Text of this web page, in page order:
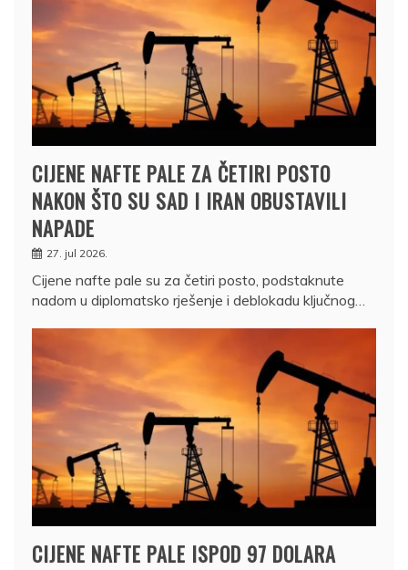
CIJENE NAFTE PALE ZA ČETIRI POSTO
NAKON ŠTO SU SAD I IRAN OBUSTAVILI
NAPADE
27. jul 2026.
Cijene nafte pale su za četiri posto, podstaknute
nadom u diplomatsko rješenje i deblokadu ključnog…
CIJENE NAFTE PALE ISPOD 97 DOLARA